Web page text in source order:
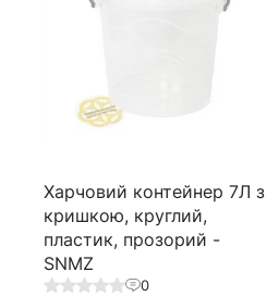
Харчовий контейнер 7Л з
кришкою, круглий,
пластик, прозорий -
SNMZ
0